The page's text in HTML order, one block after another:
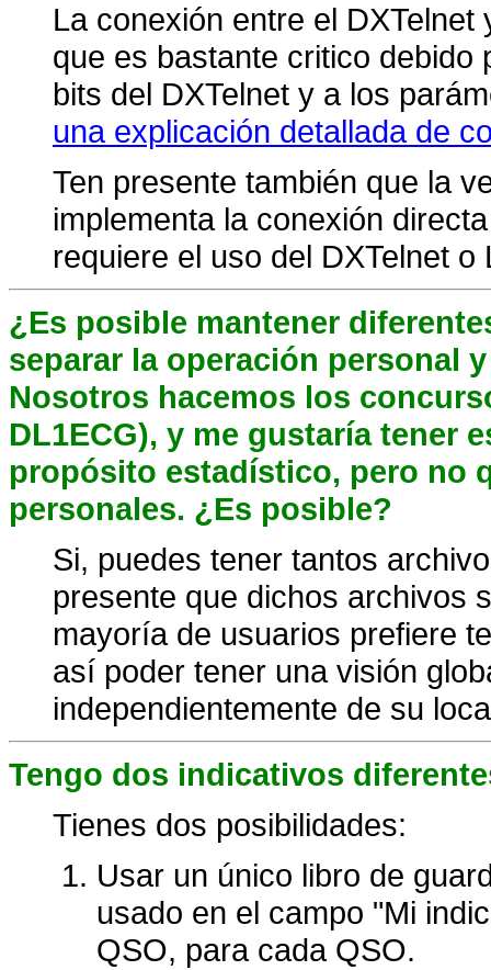
La conexión entre el
que es bastante critico debido
bits del DXTelnet y a los
una explicación detallada de
Ten presente también que la
implementa la conexión
requiere el uso del DXTelnet
¿Es posible mantener
separar la operación personal
Nosotros hacemos los
DL1ECG), y me gustaría tener
propósito estadístico, pero no
personales. ¿Es posible?
Si, puedes tener tantos
presente que dichos archivos
mayoría de usuarios prefiere
así poder tener una visión
independientemente de su
Tengo dos indicativos
Tienes dos posibilidades:
Usar un único libro de
usado en el campo "Mi
QSO, para cada QSO.